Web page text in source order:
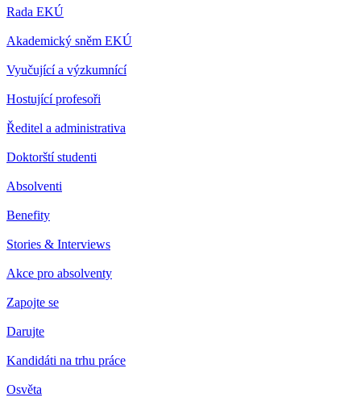
Rada EKÚ
Akademický sněm EKÚ
Vyučující a výzkumnící
Hostující profesoři
Ředitel a administrativa
Doktorští studenti
Absolventi
Benefity
Stories & Interviews
Akce pro absolventy
Zapojte se
Darujte
Kandidáti na trhu práce
Osvěta